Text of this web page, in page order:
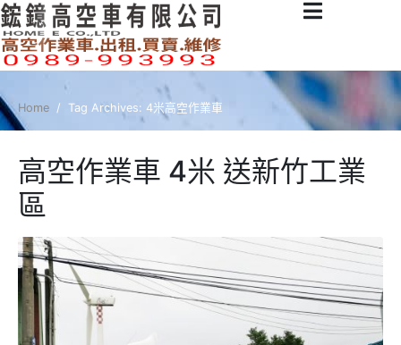
Home Tag Archives: 4米高空作業車
高空作業車 4米 送新竹工業
區